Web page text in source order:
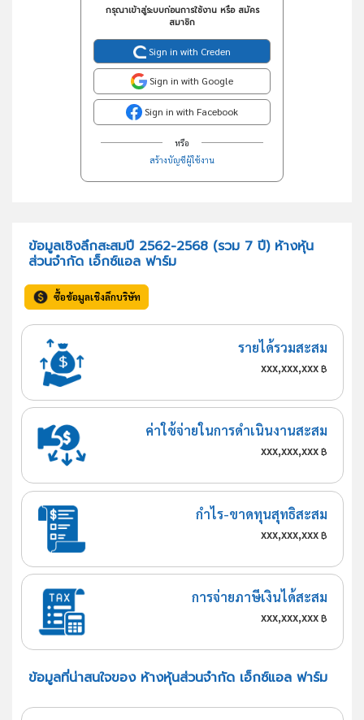
กรุณาเข้าสู่ระบบก่อนการใช้งาน หรือ สมัคร
สมาชิก
Sign in with Creden
Sign in with Google
Sign in with Facebook
หรือ
สร้างบัญชีผู้ใช้งาน
ข้อมูลเชิงลึกสะสมปี 2562-2568 (รวม 7 ปี) ห้างหุ้น
ส่วนจำกัด เอ็กซ์แอล ฟาร์ม
ซื้อข้อมูลเชิงลึกบริษัท
รายได้รวมสะสม
xxx,xxx,xxx฿
ค่าใช้จ่ายในการดำเนินงานสะสม
xxx,xxx,xxx฿
กำไร-ขาดทุนสุทธิสะสม
xxx,xxx,xxx฿
การจ่ายภาษีเงินได้สะสม
xxx,xxx,xxx฿
ข้อมูลที่น่าสนใจของ ห้างหุ้นส่วนจำกัด เอ็กซ์แอล ฟาร์ม